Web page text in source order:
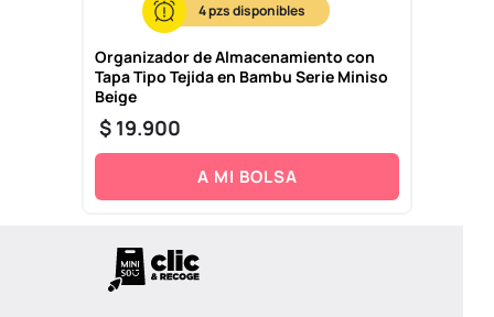
4
Organizador de Almacenamiento con
Tapa Tipo Tejida en Bambu Serie Miniso
Beige
$ 19.900
A MI BOLSA